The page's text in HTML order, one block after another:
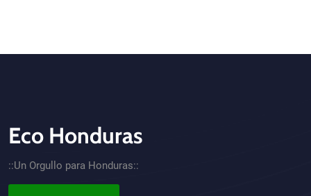
CTA - Footer
Eco Honduras
::Un Orgullo para Honduras::